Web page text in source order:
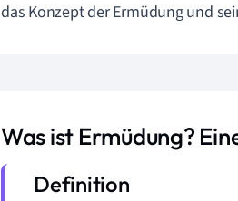
das Konzept der Ermüdung und
Was ist Ermüdung?